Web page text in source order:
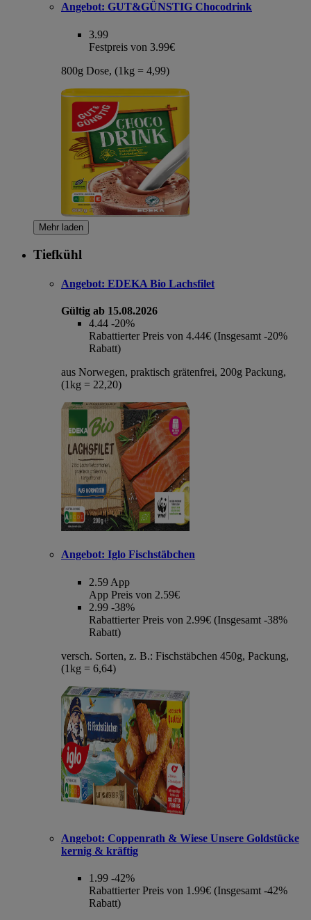
Angebot: GUT&GÜNSTIG Chocodrink
3.99
Festpreis von 3.99€
800g Dose, (1kg = 4,99)
Mehr laden
Tiefkühl
Angebot: EDEKA Bio Lachsfilet
Gültig ab 15.08.2026
4.44 -20%
Rabattierter Preis von 4.44€ (Insgesamt -20%
Rabatt)
aus Norwegen, praktisch grätenfrei, 200g Packung,
(1kg = 22,20)
Angebot: Iglo Fischstäbchen
2.59 App
App Preis von 2.59€
2.99 -38%
Rabattierter Preis von 2.99€ (Insgesamt -38%
Rabatt)
versch. Sorten, z. B.: Fischstäbchen 450g, Packung,
(1kg = 6,64)
Angebot: Coppenrath & Wiese Unsere Goldstücke
kernig & kräftig
1.99 -42%
Rabattierter Preis von 1.99€ (Insgesamt -42%
Rabatt)